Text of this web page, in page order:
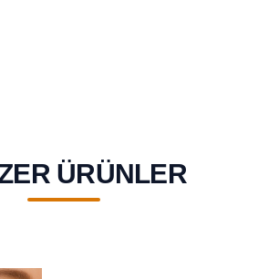
ÜRÜNLER